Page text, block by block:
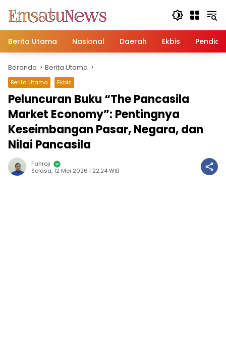
konten
Berita Utama
Nasional Daerah Ekbis
Beranda Berita Utama
Berita Utama Ekbis
Peluncuran Buku “The Pancasila
Market Economy”: Pentingnya
Keseimbangan Pasar, Negara, dan
Nilai Pancasila
Fahroji
Selasa, 12 Mei 2026 | 22:24 WIB